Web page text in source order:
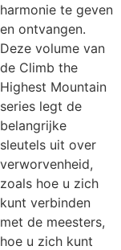
harmonie te geven
en ontvangen.
Deze volume van
de Climb the
Highest Mountain
series legt de
belangrijke
sleutels uit over
verworvenheid,
zoals hoe u zich
kunt verbinden
met de meesters,
hoe u zich kunt